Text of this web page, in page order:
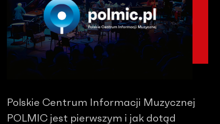
Polskie Centrum Informacji Muzycznej
POLMIC jest pierwszym i jak dotąd